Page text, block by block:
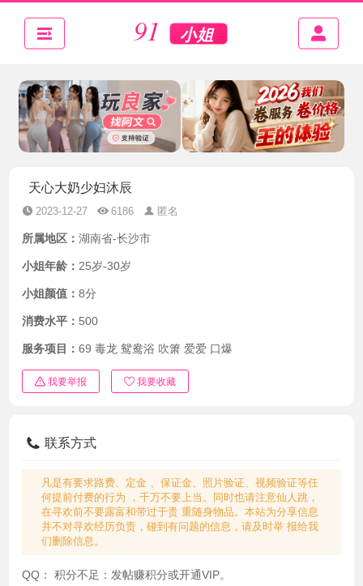
天心大奶少妇沐辰
2023-12-27 6186 匿名
所属地区： 湖南省-长沙市
小姐年龄： 25岁-30岁
小姐颜值： 8分
消费水平： 500
服务项目： 69 毒龙 鸳鸯浴 吹箫 爱爱 口爆
我要举报 我要收藏
联系方式
凡是有要求路费、定金 、保证金、照片验证、视频验证等任
何提前付费的行为 ，千万不要上当。同时也请注意仙人跳，
在寻欢前不要露富和带过于贵 重随身物品。本站为分享信息
并不对寻欢经历负责，碰到有问题的信息，请及时举 报给我
们删除信息。
QQ： 积分不足：发帖赚积分或开通VIP。